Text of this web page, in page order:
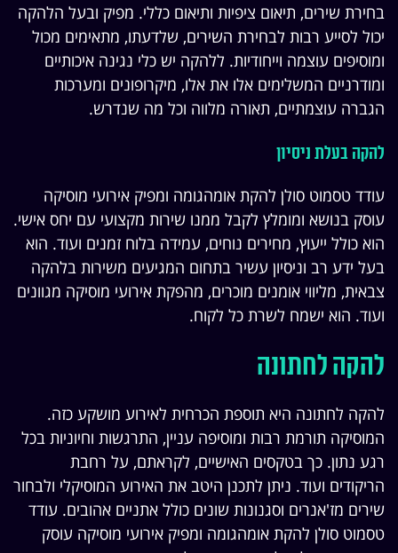
בחירת שירים, תיאום ציפיות ותיאום כללי. מפיק ובעל הלהקה
יכול לסייע רבות לבחירת השירים, שלדעתו, מתאימים מכול
ומוסיפים עוצמה וייחודיות. ללהקה יש כלי נגינה איכותיים
ומודרניים המשלימים אלו את אלו, מיקרופונים ומערכות
הגברה עוצמתיים, תאורה מלווה וכל מה שנדרש.
להקה בעלת ניסיון
עודד טסמוט סולן להקת אומהגומה ומפיק אירועי מוסיקה
עוסק בנושא ומומלץ לקבל ממנו שירות מקצועי עם יחס אישי.
הוא כולל ייעוץ, מחירים נוחים, עמידה בלוח זמנים ועוד. הוא
בעל ידע רב וניסיון עשיר בתחום המגיעים משירות בלהקה
צבאית, מליווי אומנים מוכרים, מהפקת אירועי מוסיקה מגוונים
ועוד. הוא ישמח לשרת כל לקוח.
להקה לחתונה
להקה לחתונה היא תוספת הכרחית לאירוע מושקע כזה.
המוסיקה תורמת רבות ומוסיפה עניין, התרגשות וחיוניות בכל
רגע נתון. כך בטקסים האישיים, לקראתם, על רחבת
הריקודים ועוד. ניתן לתכנן היטב את האירוע המוסיקלי ולבחור
שירים מז'אנרים וסגנונות שונים כולל אתניים אהובים. עודד
טסמוט סולן להקת אומהגומה ומפיק אירועי מוסיקה עוסק